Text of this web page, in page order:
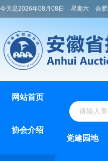
今天是2026年08月08日 星期六 合肥
网站首页
协会介绍
党建园地